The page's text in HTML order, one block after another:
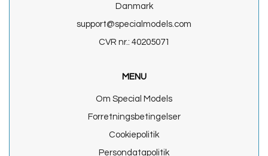
Danmark
support@specialmodels.com
CVR nr.: 40205071
MENU
Om Special Models
Forretningsbetingelser
Cookiepolitik
Persondatapolitik